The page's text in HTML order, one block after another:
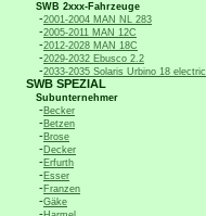
SWB 2xxx-Fahrzeuge
-2001-2004 MAN NL 283
-2005-2011 MAN 12C
-2012-2028 MAN 18C
-2029-2032 Ebusco 2.2
-2033-2035 Solaris Urbino 18 electric
SWB SPEZIAL
Subunternehmer
-Becker
-Betzen
-Brose
-Decker
-Erfurth
-Esser
-Franzen
-Gäke